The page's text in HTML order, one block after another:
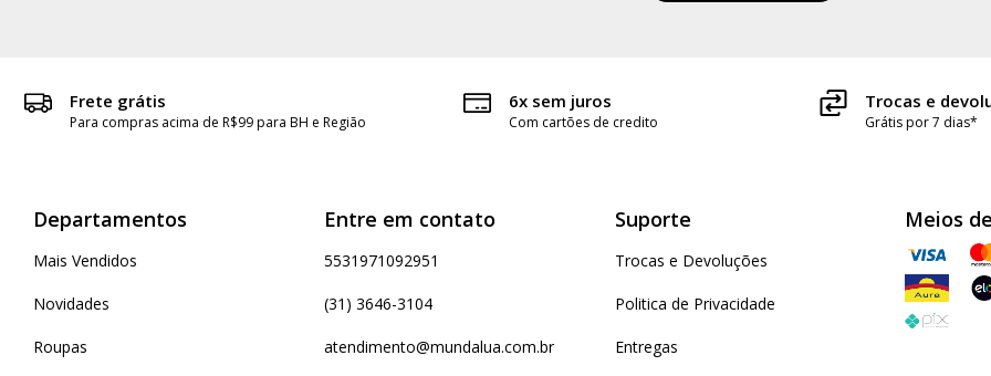
Frete grátis
Para compras acima de R$99 para BH e Região
6x sem juros
Com cartões de credito
Trocas e
Grátis por 7 dias*
Departamentos
Mais Vendidos
Novidades
Roupas
Entre em contato
5531971092951
(31) 3646-3104
atendimento@mundalua.com.br
Suporte
Trocas e Devoluções
Politica de Privacidade
Entregas
Meios